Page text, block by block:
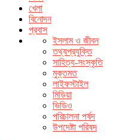
খেলা
বিনোদন
প্রবাস
ইসলাম ও জীবন
তথ্যপ্রযুক্তি
সাহিত্য-সংস্কৃতি
মুক্তমত
লাইফস্টাইল
মিডিয়া
ভিডিও
পরিচালনা পর্ষদ
উপদেষ্টা পরিষদ